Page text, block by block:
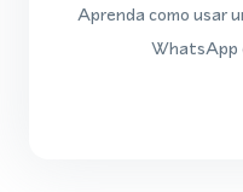
Aprenda como usar
WhatsApp